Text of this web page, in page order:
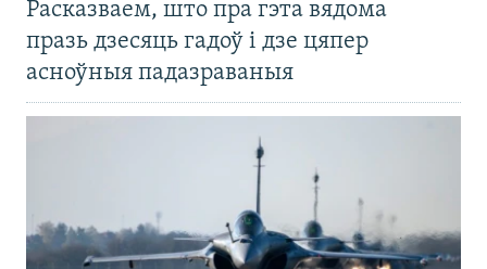
Расказваем, што пра гэта вядома
празь дзесяць гадоў і дзе цяпер
асноўныя падазраваныя